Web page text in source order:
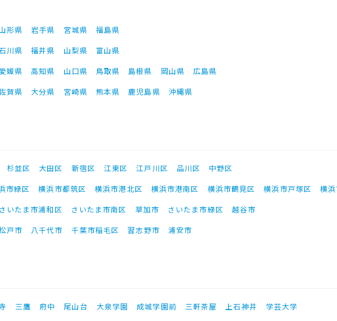
形県 岩手県 宮城県
福島県
川県 福井県 山梨県
富山県
愛媛県 高知県 山口県 鳥取県 島根県 岡山県
広島県
賀県 大分県 宮崎県 熊本県 鹿児島県 沖縄県
杉並区 大田区 新宿区 江東区 江戸川区 品川区
中野区
市緑区 横浜市都筑区 横浜市港北区 横浜市港南区 横浜市鶴見区 横浜市戸塚区
横
さいたま市浦和区 さいたま市南区 草加市 さいたま市緑区
越谷市
戸市 八千代市 千葉市稲毛区 習志野市 浦安市
三鷹 府中 尾山台 大泉学園 成城学園前 三軒茶屋 上石神井
学芸大学